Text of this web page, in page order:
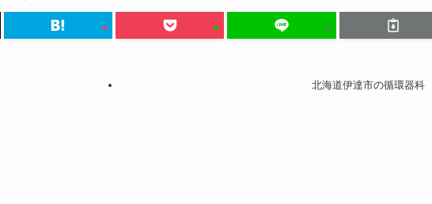
北海道伊達市の循環器科